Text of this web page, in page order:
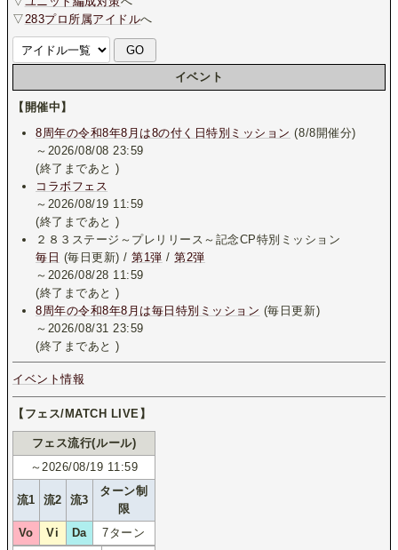
▽283プロ所属アイドルへ
イベント
【開催中】
8周年の令和8年8月は8の付く日特別ミッション (8/8開催分)
～2026/08/08 23:59
(終了まであと)
コラボフェス
～2026/08/19 11:59
(終了まであと)
２８３ステージ～プレリリース～記念CP特別ミッション
毎日 (毎日更新) /第1弾 /第2弾
～2026/08/28 11:59
(終了まであと)
8周年の令和8年8月は毎日特別ミッション (毎日更新)
～2026/08/31 23:59
(終了まであと)
イベント情報
【フェス/MATCH LIVE】
フェス流行(ルール)
～2026/08/19 11:59
流1 流2 流3
ターン制
限
Vo
Vi Da
7ターン